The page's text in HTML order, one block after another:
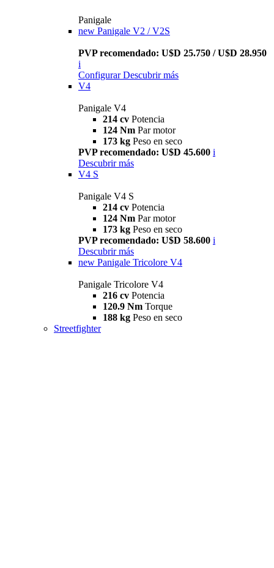
Panigale
new Panigale V2 / V2S
PVP recomendado: U$D 25.750 / U$D 28.950
i
Configurar Descubrir más
V4
Panigale V4
214 cv Potencia
124 Nm Par motor
173 kg Peso en seco
PVP recomendado: U$D 45.600 i
Descubrir más
V4 S
Panigale V4 S
214 cv Potencia
124 Nm Par motor
173 kg Peso en seco
PVP recomendado: U$D 58.600 i
Descubrir más
new Panigale Tricolore V4
Panigale Tricolore V4
216 cv Potencia
120.9 Nm Torque
188 kg Peso en seco
Streetfighter